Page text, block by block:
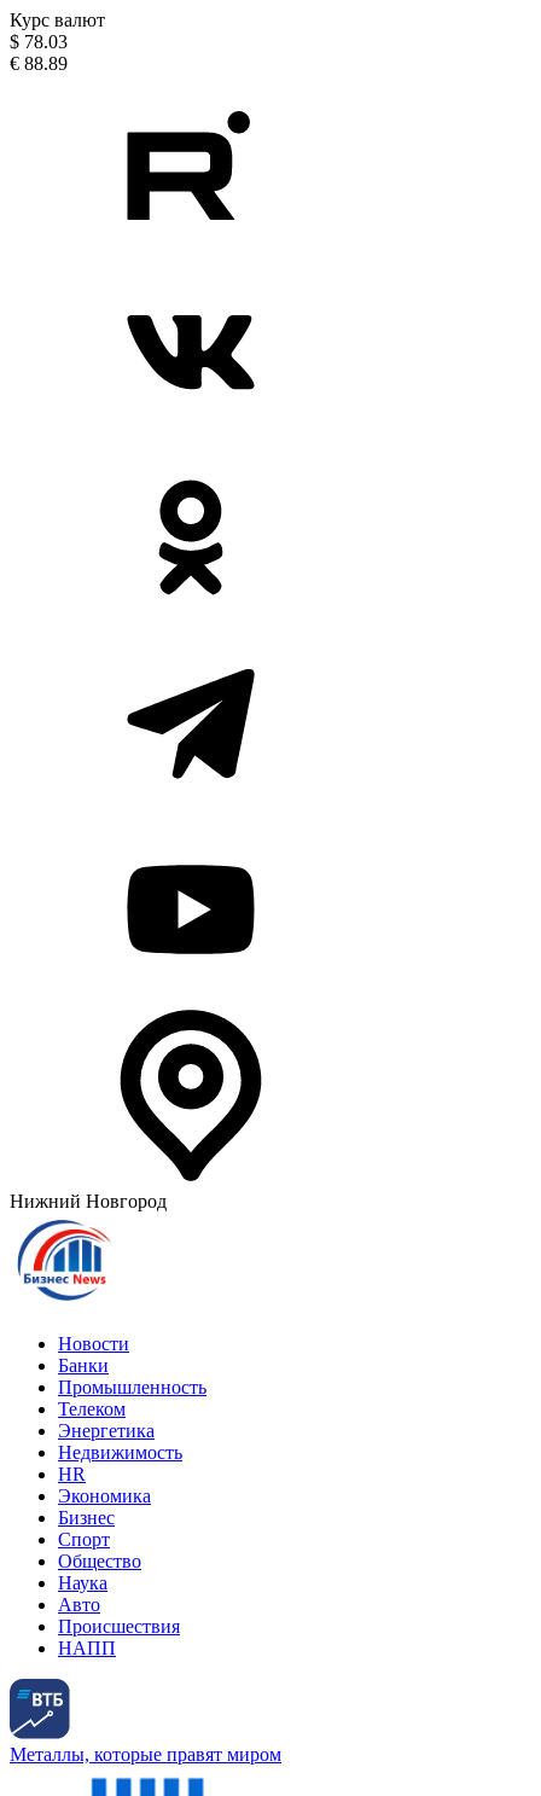
Курс валют
$ 78.03
€ 88.89
Нижний Новгород
Новости
Банки
Промышленность
Телеком
Энергетика
Недвижимость
HR
Экономика
Бизнес
Спорт
Общество
Наука
Авто
Происшествия
НАПП
Металлы, которые правят миром